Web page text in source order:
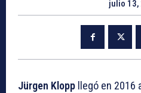
julio 13,
Jürgen Klopp llegó en 2016